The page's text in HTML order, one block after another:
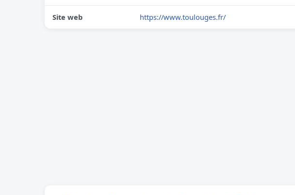
Site web https://www.toulouges.fr/